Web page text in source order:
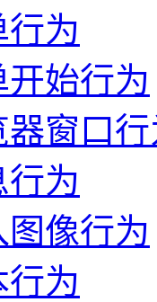
为
始行为
器窗口
行为
像行为
为